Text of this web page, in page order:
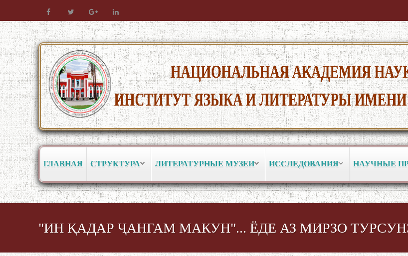
ГЛАВНАЯ СТРУКТУРА ЛИТЕРАТУРНЫЕ МУЗЕИ ИССЛЕДОВАНИЯ НАУЧНЫЕ
"ИН ҚАДАР ҶАНГАМ МАКУН"... ЁДЕ АЗ МИРЗО